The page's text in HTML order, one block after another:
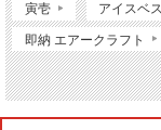
寅壱 アイスベ
即納 エアークラフト